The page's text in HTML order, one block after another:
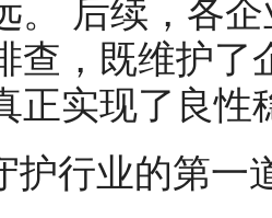
。 后续，各
查，既维护了
正实现了良性
护行业的第一